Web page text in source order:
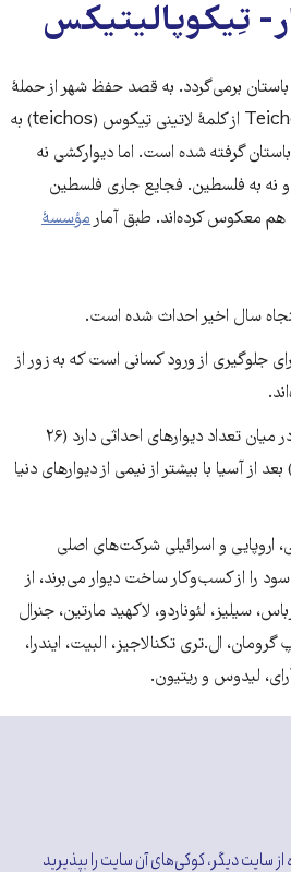
تِیکوپالیتیکس
باستان برمی‌گردد. به قصد حفظ شهر از حملۀ‌
بربرها. کلمۀ مدرن Teichopolitics از کلمۀ لاتینی تِیکوس (teichos) به
گرفته شده است. اما دیوارکشی نه
نه به فلسطین. فجایع جاری فلسطین
هم معکوس کرده‌اند. طبق آمارمؤسسۀ
برای جلوگیری از ورود کسانی است که به زور از
اروپا دومین رتبه را در میان تعداد دیوارهای احداثی دارد (۲۶
از آسیا با بیشتر از نیمی از دیوارهای دنیا
اروپایی و اسرائیلی شرکت‌های اصلی
را از کسب‌وکار ساخت دیوار می‌برند، از
سیلیز، لئوناردو، لاکهید مارتین، جنرال
ال.تری تکنالاجیز، البیت، ایندرا،
لیدوس و ریتيون.
سایت دیگر، کوکی‌های آن سایت را بپذیرید